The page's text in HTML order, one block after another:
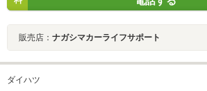
販売店： ナガシマカーライフサポート
ダイハツ